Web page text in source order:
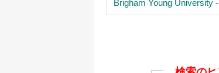
Brigham Young University